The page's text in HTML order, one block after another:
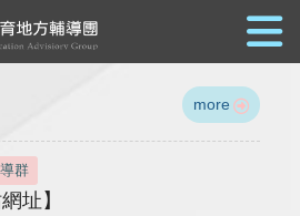
more
群
址】